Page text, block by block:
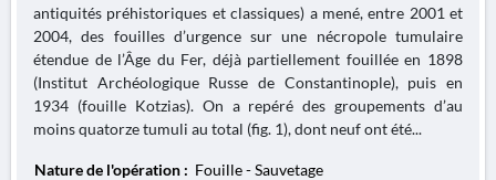
antiquités préhistoriques et classiques) a mené, entre 2001 et
2004, des fouilles d’urgence sur une nécropole tumulaire
étendue de l’Âge du Fer, déjà partiellement fouillée en 1898
(Institut Archéologique Russe de Constantinople), puis en
1934 (fouille Kotzias). On a repéré des groupements d’au
moins quatorze tumuli au total (fig. 1), dont neuf ont été...
Nature de l'opération : Fouille - Sauvetage